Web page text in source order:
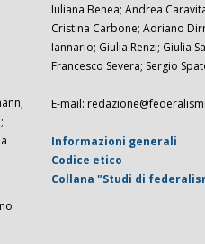
Iuliana Benea; Andrea
Cristina Carbone; Adriano
Iannario; Giulia Renzi; Giulia
Francesco Severa; Sergio
E-mail:
Informazioni generali
Codice etico
Collana "Studi di